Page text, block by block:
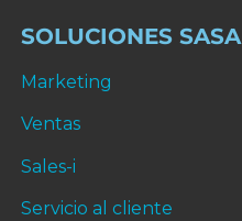
SOLUCIONES SASA
Marketing
Ventas
Sales-i
Servicio al cliente